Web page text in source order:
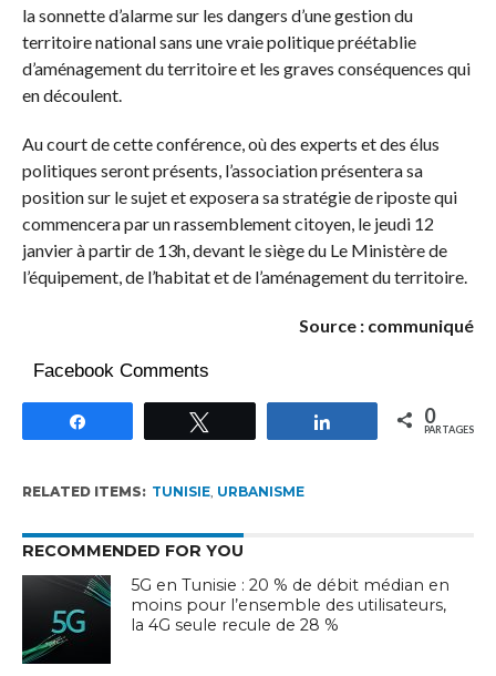
la sonnette d’alarme sur les dangers d’une gestion du
territoire national sans une vraie politique préétablie
d’aménagement du territoire et les graves conséquences qui
en découlent.
Au court de cette conférence, où des experts et des élus
politiques seront présents, l’association présentera sa
position sur le sujet et exposera sa stratégie de riposte qui
commencera par un rassemblement citoyen, le jeudi 12
janvier à partir de 13h, devant le siège du Le Ministère de
l’équipement, de l’habitat et de l’aménagement du territoire.
Source : communiqué
Facebook Comments
Partagez 0
PARTAGES
RELATED ITEMS: TUNISIE, URBANISME
RECOMMENDED FOR YOU
5G en Tunisie : 20 % de débit médian en
moins pour l’ensemble des utilisateurs,
la 4G seule recule de 28 %